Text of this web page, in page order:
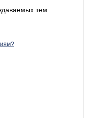
тем